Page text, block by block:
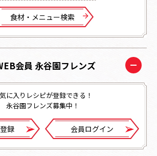
⾷材・メニュー検索
会員 永谷園フレンズ
に入りレシピが登録できる！
永谷園フレンズ募集中！
録 会員ログイン